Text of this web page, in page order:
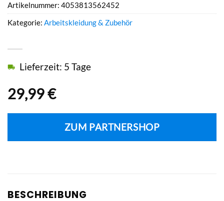
29,99€
Lieferzeit: 5 Tage
ZUM PARTNERSHOP
Artikelnummer: 4053813562452
Kategorie: Arbeitskleidung & Zubehör
BESCHREIBUNG